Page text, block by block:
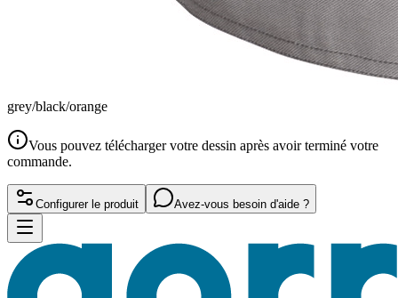
grey/black/orange
Vous pouvez télécharger votre dessin après avoir terminé votre
commande.
Configurer le produit Avez-vous besoin d'aide ?